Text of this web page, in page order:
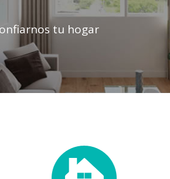
tu hogar